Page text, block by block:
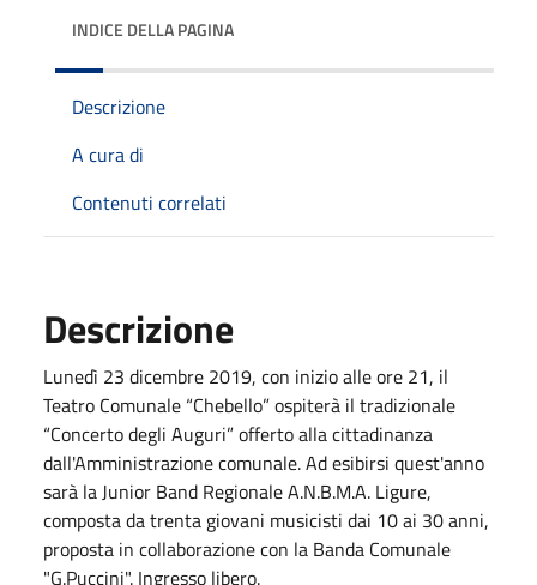
INDICE DELLA PAGINA
Descrizione
A cura di
Contenuti correlati
Descrizione
Lunedì 23 dicembre 2019, con inizio alle ore 21, il
Teatro Comunale “Chebello” ospiterà il tradizionale
“Concerto degli Auguri” offerto alla cittadinanza
dall'Amministrazione comunale. Ad esibirsi quest'anno
sarà la Junior Band Regionale A.N.B.M.A. Ligure,
composta da trenta giovani musicisti dai 10 ai 30 anni,
proposta in collaborazione con la Banda Comunale
"G.Puccini". Ingresso libero.